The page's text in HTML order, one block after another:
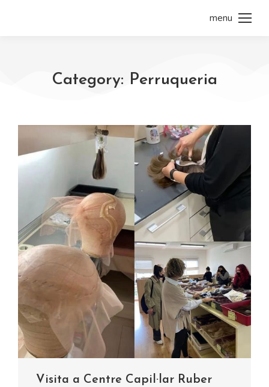
menu
Category: Perruqueria
Visita a Centre Capil·lar Ruber